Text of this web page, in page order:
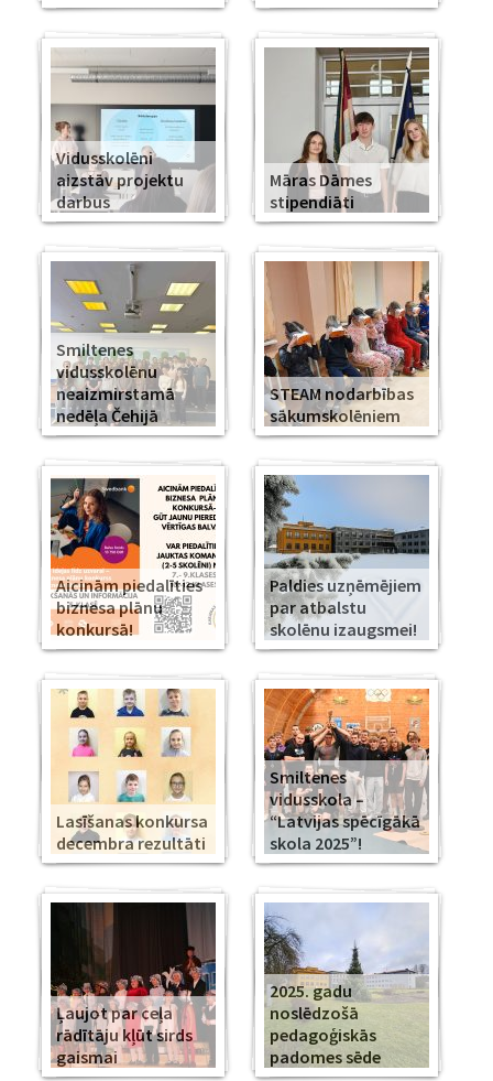
Vidusskolēni
aizstāv projektu
darbus
Māras Dāmes
stipendiāti
Smiltenes
vidusskolēnu
neaizmirstamā
nedēļa Čehijā
STEAM nodarbības
sākumskolēniem
Aicinām piedalīties
biznesa plānu
konkursā!
Paldies uzņēmējiem
par atbalstu
skolēnu izaugsmei!
Lasīšanas konkursa
decembra rezultāti
Smiltenes
vidusskola –
“Latvijas spēcīgākā
skola 2025”!
Ļaujot par ceļa
rādītāju kļūt sirds
gaismai
2025. gadu
noslēdzošā
pedagoģiskās
padomes sēde